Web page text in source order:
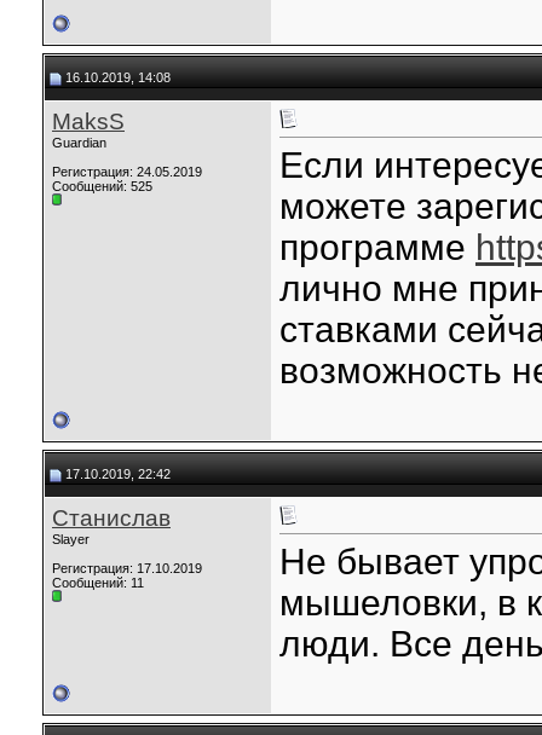
16.10.2019, 14:08
MaksS
Guardian
Регистрация: 24.05.2019
Сообщений: 525
Если
можете
программе
лично мне
ставками
возможность
17.10.2019, 22:42
Станислав
Slayer
Регистрация: 17.10.2019
Сообщений: 11
Не бывает
мышеловки, в
люди. Все